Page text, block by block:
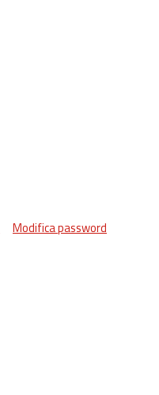
Modifica password